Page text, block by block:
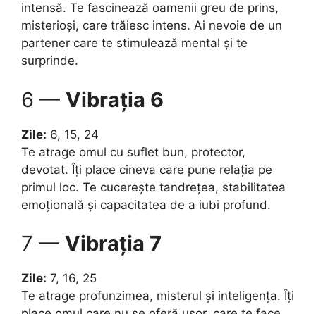
intensă. Te fascinează oamenii greu de prins,
misterioși, care trăiesc intens. Ai nevoie de un
partener care te stimulează mental și te
surprinde.
6 — Vibrația 6
Zile: 6, 15, 24
Te atrage omul cu suflet bun, protector,
devotat. Îți place cineva care pune relația pe
primul loc. Te cucerește tandrețea, stabilitatea
emoțională și capacitatea de a iubi profund.
7 — Vibrația 7
Zile: 7, 16, 25
Te atrage profunzimea, misterul și inteligența. Îți